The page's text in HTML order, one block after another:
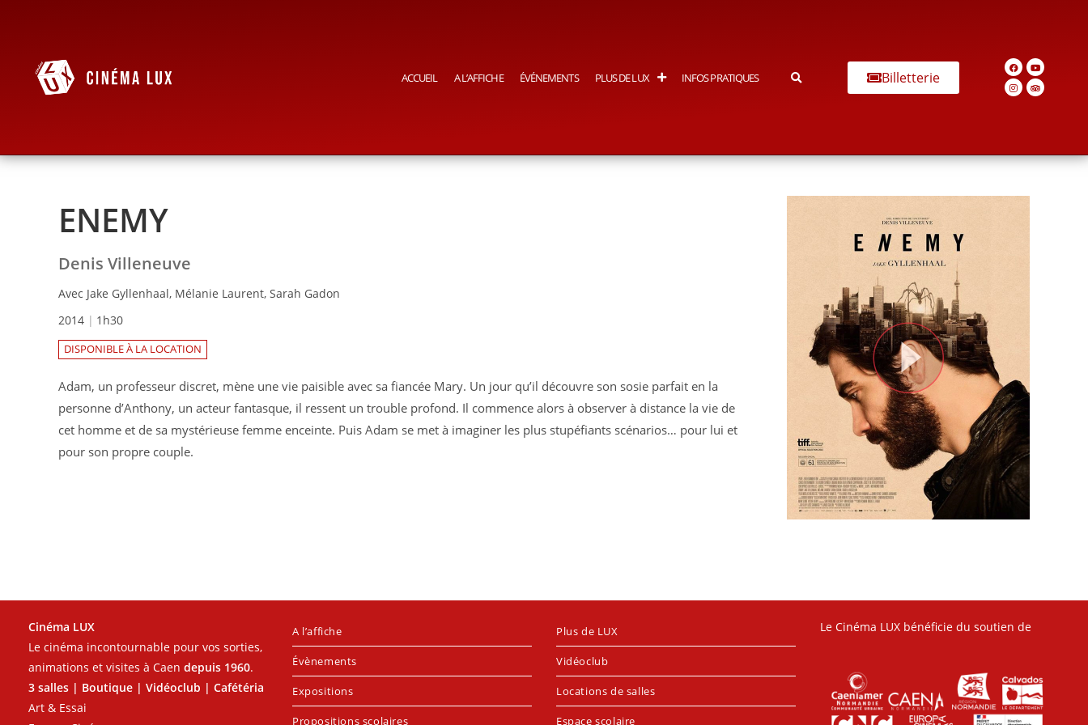
ACCUEIL A L’AFFICHE ÉVÉNEMENTS PLUS DE LUX INFOS PRATIQUES Billetterie
ENEMY
Denis Villeneuve
Avec Jake Gyllenhaal, Mélanie Laurent, Sarah Gadon
2014
1h30
DISPONIBLE À LA LOCATION
Adam, un professeur discret, mène une vie paisible avec sa fiancée Mary. Un jour qu’il découvre son sosie parfait en la
personne d’Anthony, un acteur fantasque, il ressent un trouble profond. Il commence alors à observer à distance la vie de
cet homme et de sa mystérieuse femme enceinte. Puis Adam se met à imaginer les plus stupéfiants scénarios… pour lui et
pour son propre couple.
Cinéma LUX
Le cinéma incontournable pour vos sorties,
animations et visites à Caen depuis 1960.
3 salles | Boutique | Vidéoclub | Cafétéria
Art & Essai
A l’affiche
Évènements
Expositions
Propositions scolaires
Plus de LUX
Vidéoclub
Locations de salles
Espace scolaire
Le Cinéma LUX bénéficie du soutien de